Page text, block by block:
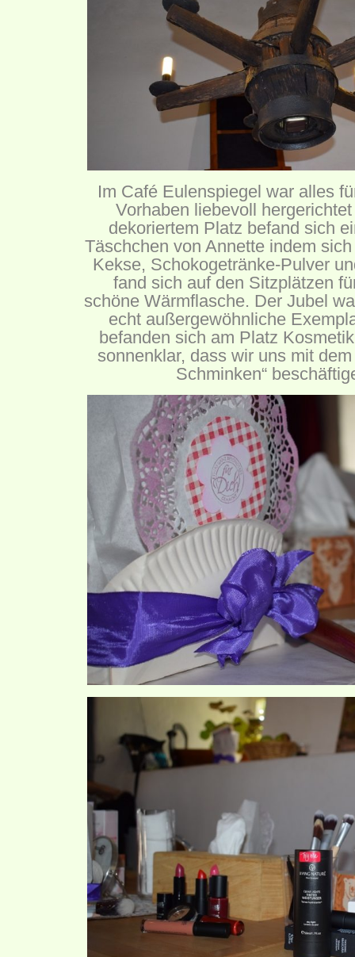
Im Café Eulenspiegel war alles
Vorhaben liebevoll
dekoriertem Platz befand sich
Täschchen von Annette indem
Kekse, Schokogetränke-Pulver
fand sich auf den Sitzplätzen
schöne Wärmflasche. Der Jubel
echt außergewöhnliche
befanden sich am Platz
sonnenklar, dass wir uns mit
Schminken“